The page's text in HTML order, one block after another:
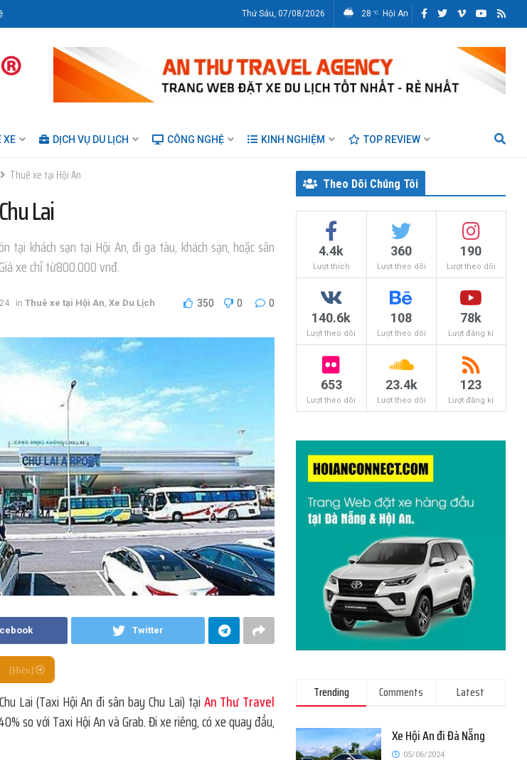
Thứ Sáu, 07/08/2026 28 °C Hội An
XE DỊCH VỤ DU LỊCH CÔNG NGHỆ KINH NGHIỆM TOP REVIEW
Thuê xe tại Hội An
Lai
tại khách sạn tại Hội An, đi ga tàu, khách sạn, hoặc sân
xe chỉ từ800.000 vnđ.
in Thuê xe tại Hội An Xe Du Lịch 350 0 0
Twitter
Lai (Taxi Hội An đi sân bay Chu Lai) tạiAn Thư Travel
so với Taxi Hội An và Grab. Đi xe riêng, có xe quay đầu,
Theo Dõi Chúng Tôi
4.4k
Lượt thích
360
Lượt theo dõi
190
Lượt theo dõi
140.6k
Lượt theo dõi
108
Lượt theo dõi
78k
Lượt đăng kí
653
Lượt theo dõi
23.4k
Lượt theo dõi
123
Lượt đăng kí
Trending Comments Latest
Xe Hội An đi Đà Nẵng
05/06/2024